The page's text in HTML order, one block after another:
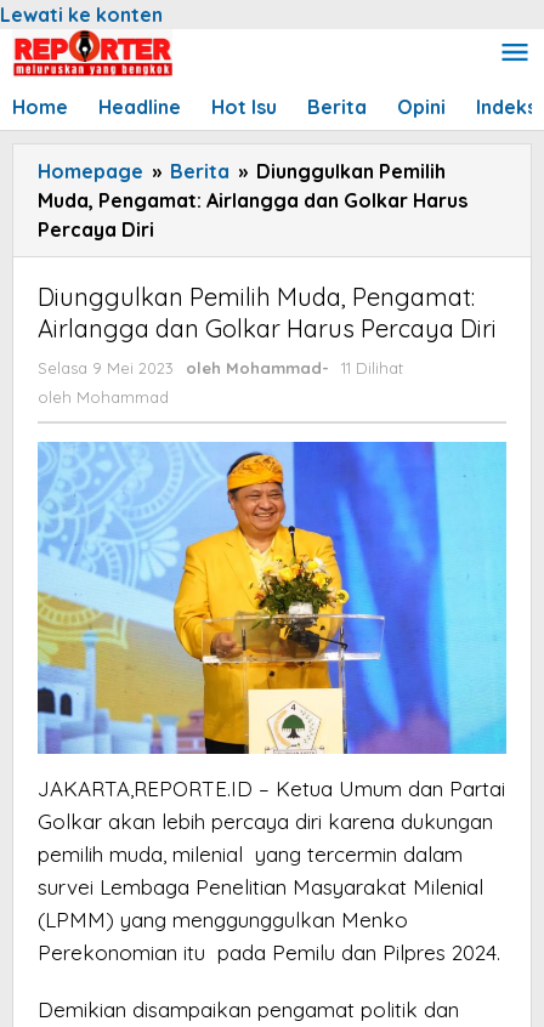
Lewati ke konten
Home Headline Hot Isu Berita Opini Indeks
Homepage » Berita » Diunggulkan Pemilih
Muda, Pengamat: Airlangga dan Golkar Harus
Percaya Diri
Diunggulkan Pemilih Muda, Pengamat:
Airlangga dan Golkar Harus Percaya Diri
Selasa 9 Mei 2023 oleh Mohammad-
11 Dilihat
oleh Mohammad
JAKARTA,REPORTE.ID – Ketua Umum dan Partai
Golkar akan lebih percaya diri karena dukungan
pemilih muda, milenial yang tercermin dalam
survei Lembaga Penelitian Masyarakat Milenial
(LPMM) yang menggunggulkan Menko
Perekonomian itu pada Pemilu dan Pilpres 2024.
Demikian disampaikan pengamat politik dan